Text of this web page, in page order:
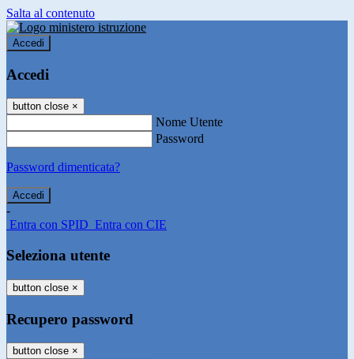
Salta al contenuto
Accedi
Accedi
button close ×
Nome Utente
Password
Password dimenticata?
-
Entra con SPID Entra con CIE
Seleziona utente
button close ×
Recupero password
button close ×